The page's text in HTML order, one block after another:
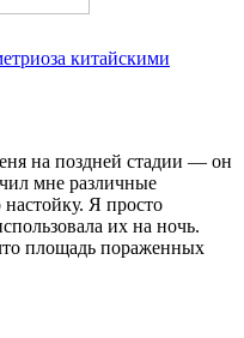
китайскими
на поздней стадии — он
мне различные
Я просто
их на ночь.
площадь пораженных